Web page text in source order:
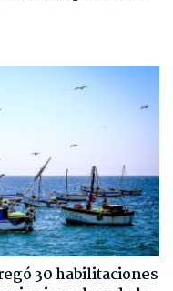
30 habilitaciones